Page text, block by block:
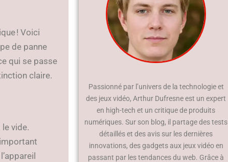
! Voici
de panne
qui se passe
claire.
le vide.
Passionné par l’univers de la technologie et
des jeux vidéo, Arthur Dufresne est un expert
en high-tech et un critique de produits
numériques. Sur son blog, il partage des tests
détaillés et des avis sur les dernières
innovations, des gadgets aux jeux vidéo en
passant par les tendances du web. Grâce à